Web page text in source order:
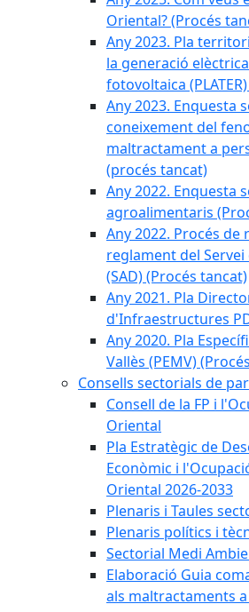
Oriental? (Procés
Any 2023. Pla
la generació
fotovoltaica
Any 2023. Enquesta
coneixement del
maltractament a
(procés tancat)
Any 2022. Enquesta
agroalimentaris
Any 2022. Procés de
reglament del
(SAD) (Procés tancat)
Any 2021. Pla
d'Infraestructures
Any 2020. Pla
Vallès (PEMV)
Consells sectorials de
Consell de la FP i
Oriental
Pla Estratègic de
Econòmic i
Oriental 2026-2033
Plenaris i Taules
Plenaris polítics i
Sectorial Medi
Elaboració Guia
als maltractaments